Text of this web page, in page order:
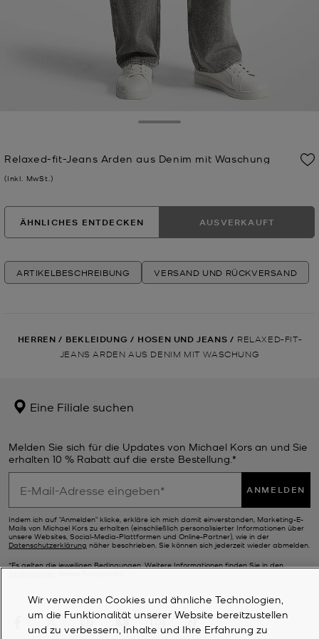
Relaxed-fit-Jeans Arden aus Denim mit Waschung
Jetzt
(Inkl. MwSt.)
ÄHNLICHES ENTDECKEN AUSVERKAUFT
ARTIKELBESCHREIBUNG VERSAND UND RÜCKVERSAND
HERREN / BEKLEIDUNG / HOSEN UND JEANS / RELAXED-FIT-
JEANS ARDEN AUS DENIM MIT WASCHUNG
Eine Filiale suchen
Melden Sie sich für die Updates von Michael Kors an und Sie
erhalten 10 % Rabatt auf die erste Bestellung.*
ANMELDEN
Indem ich auf "Anmelden" klicke, erkläre ich mich damit einverstanden, Marketing-E-
Mails von Michael Kors zu erhalten (einschließlich personalisierter Informationen über
unsere Websites, Social-Media-Plattformen und Online-Partner), wie in der
Datenschutzerklärung näher beschrieben. Sie können sich jederzeit wieder abmelden.
*Es gelten die jeweiligen Bedingungen. Weitere Informationen finden Sie in den
Wir verwenden Cookies und ähnliche Technologien,
um die Funktionalität unserer Website bereitzustellen
und zu verbessern, Inhalte und Ihre Erfahrung zu